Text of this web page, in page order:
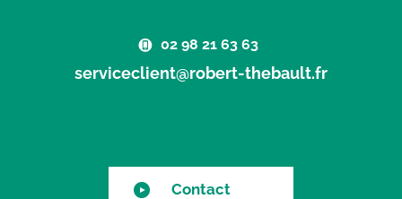
02 98 21 63 63
serviceclient@robert-thebault.fr
Contact